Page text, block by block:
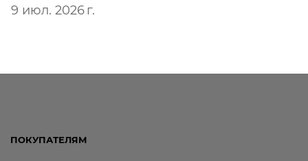
9 июл. 2026 г.
ПОКУПАТЕЛЯМ